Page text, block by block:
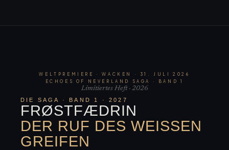
WELTPREMIERE · WACKEN · 31. JULI 2026
ECHOES OF NEVERLAND SAGA · BAND 1
Limitiertes Heft · 2026
DIE SAGA · BAND 1 · 2027
FRØSTFÆDRIN
DER RUF DES WEISSEN G
REIFEN